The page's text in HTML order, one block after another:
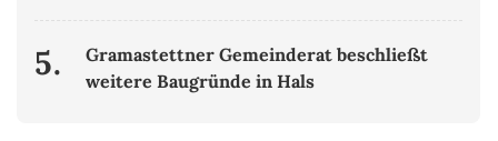
5.
Gramastettner Gemeinderat beschließt
weitere Baugründe in Hals